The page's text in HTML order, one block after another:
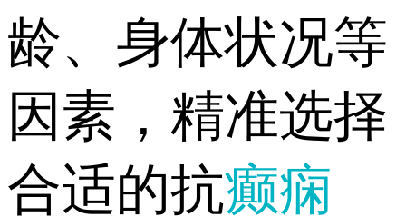
龄、身体状况等
因素，精准选择
合适的抗癫痫